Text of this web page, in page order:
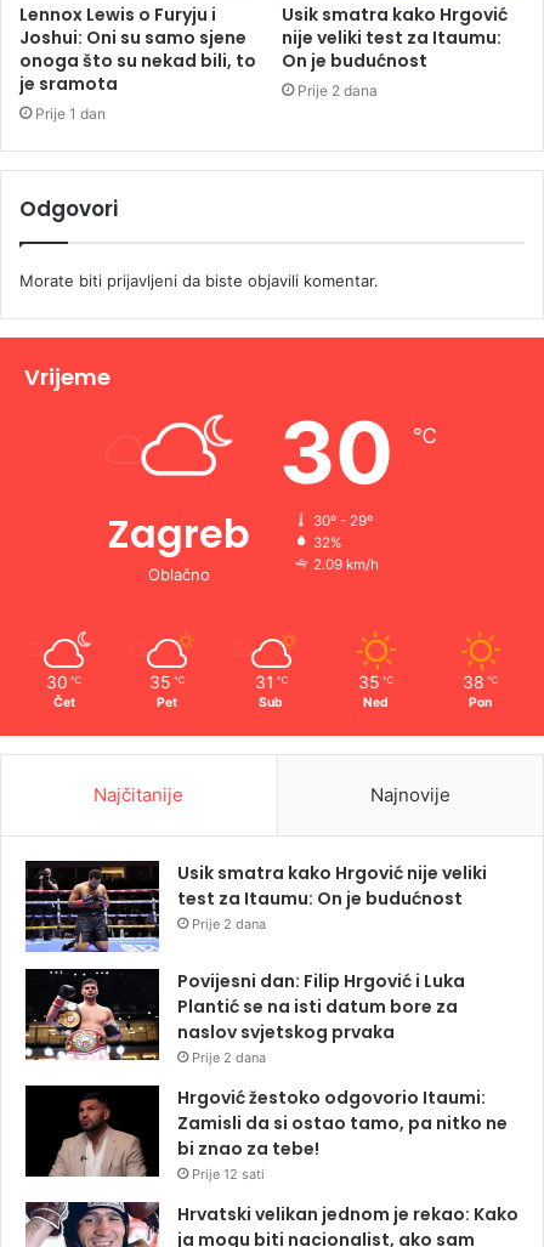
Lennox Lewis o Furyju i
Joshui: Oni su samo sjene
onoga što su nekad bili, to
je sramota
Prije 1 dan
Usik smatra kako Hrgović
nije veliki test za Itaumu:
On je budućnost
Prije 2 dana
Odgovori
Morate biti prijavljeni da biste objavili komentar.
Vrijeme
Zagreb
Oblačno
30 ℃
30º - 29º
32%
2.09 km/h
30 ℃
Čet
35 ℃
Pet
31 ℃
Sub
35 ℃
Ned
38 ℃
Pon
Najčitanije Najnovije
Usik smatra kako Hrgović nije veliki
test za Itaumu: On je budućnost
Prije 2 dana
Povijesni dan: Filip Hrgović i Luka
Plantić se na isti datum bore za
naslov svjetskog prvaka
Prije 2 dana
Hrgović žestoko odgovorio Itaumi:
Zamisli da si ostao tamo, pa nitko ne
bi znao za tebe!
Prije 12 sati
Hrvatski velikan jednom je rekao: Kako
ja mogu biti nacionalist, ako sam